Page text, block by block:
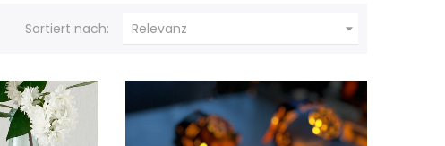
Sortiert nach: Relevanz 